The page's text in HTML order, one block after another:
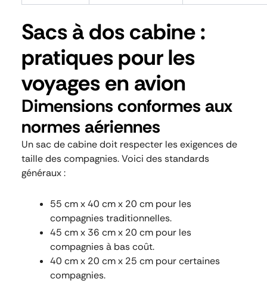
Sacs à dos cabine :
pratiques pour les
voyages en avion
Dimensions conformes aux
normes aériennes
Un sac de cabine doit respecter les exigences de
taille des compagnies. Voici des standards
généraux :
55 cm x 40 cm x 20 cm pour les
compagnies traditionnelles.
45 cm x 36 cm x 20 cm pour les
compagnies à bas coût.
40 cm x 20 cm x 25 cm pour certaines
compagnies.